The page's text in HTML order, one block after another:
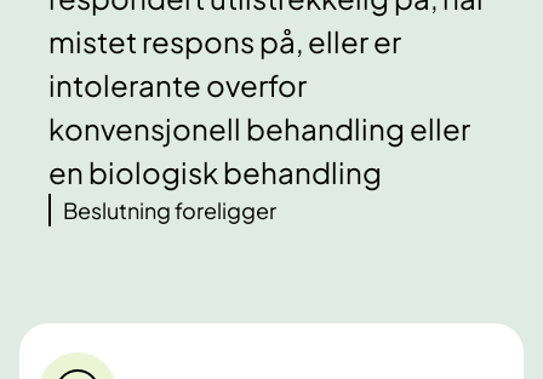
mistet respons på, eller er
intolerante overfor
konvensjonell behandling eller
en biologisk behandling
Beslutning foreligger